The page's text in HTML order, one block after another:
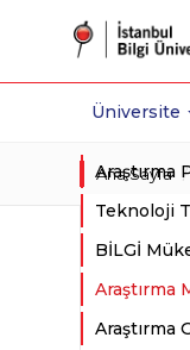
Üniversite
Ana Sayfa
Araştırma
Teknoloji
BİLGİ
Araştırma
Araştırma